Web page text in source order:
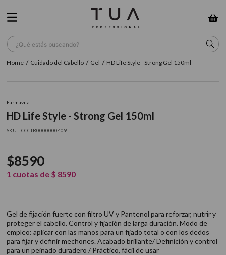
¿Qué estás buscando?
Cuidado del Cabello Gel HD Life Style - Strong Gel 150ml
Farmavita
HD Life Style - Strong Gel 150ml
: CCCTR0000000409
$8590
1 cuotas de $ 8590
Gel de fijación fuerte con filtro UV y Pantenol para reforzar, nutrir y
proteger el cabello. Control y fijación de larga duración. Modo de
empleo: aplicar con las manos para un fijado total o con los dedos
para fijar y definir mechones. Acabado brillante/ Definición y control
para un peinado duradero / Práctico, fácil de usar
TÉRMINOS MÁS BUSCADOS
5. cepillo
6. gama
8. loreal
9. acondicionador
10 . protector térmico